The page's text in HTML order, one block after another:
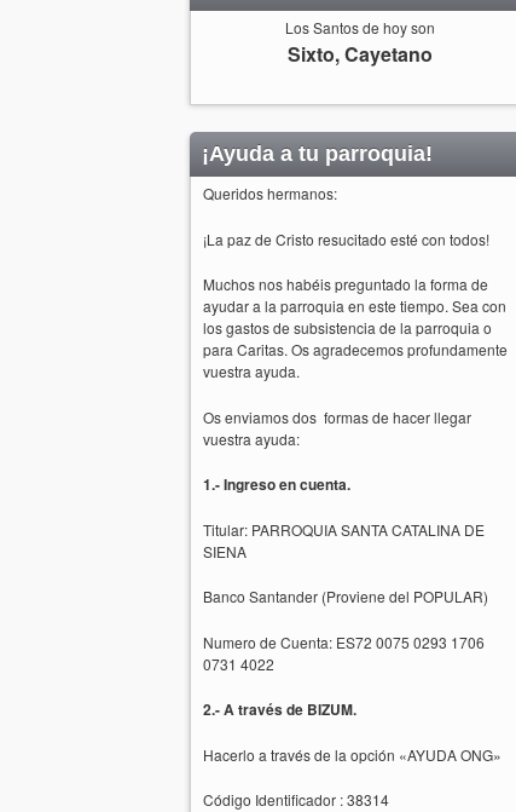
Los Santos de hoy son
Sixto, Cayetano
¡Ayuda a tu parroquia!
Queridos hermanos:
¡La paz de Cristo resucitado esté con todos!
Muchos nos habéis preguntado la forma de
ayudar a la parroquia en este tiempo. Sea con
los gastos de subsistencia de la parroquia o
para Caritas. Os agradecemos profundamente
vuestra ayuda.
Os enviamos dos formas de hacer llegar
vuestra ayuda:
1.- Ingreso en cuenta.
Titular: PARROQUIA SANTA CATALINA DE
SIENA
Banco Santander (Proviene del POPULAR)
Numero de Cuenta: ES72 0075 0293 1706
0731 4022
2.- A través de BIZUM.
Hacerlo a través de la opción «AYUDA ONG»
Código Identificador : 38314